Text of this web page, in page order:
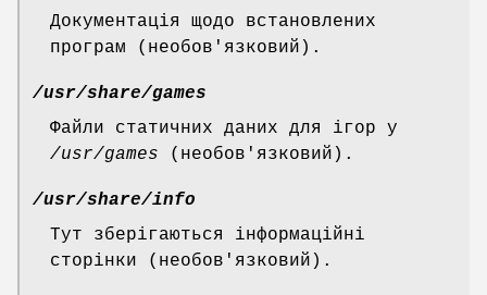
Документація щодо встановлених
програм (необов'язковий).
/usr/share/games
Файли статичних даних для ігор у
/usr/games (необов'язковий).
/usr/share/info
Тут зберігаються інформаційні
сторінки (необов'язковий).